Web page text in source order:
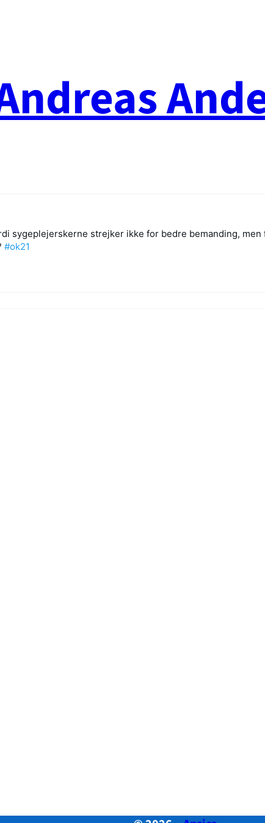
sygeplejerskerne strejker ikke for bedre bemanding, men
#ok21